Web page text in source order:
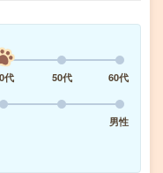
代 50代
60代
男性